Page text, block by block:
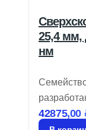
25,4 мм,
нм
42875,00